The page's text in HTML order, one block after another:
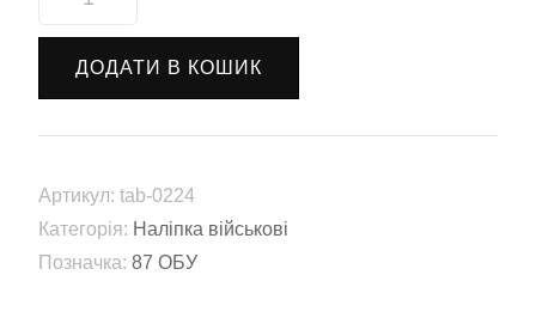
кількість
ДОДАТИ В КОШИК
Артикул: tab-0224
Категорія: Наліпка військові
Позначка: 87 ОБУ